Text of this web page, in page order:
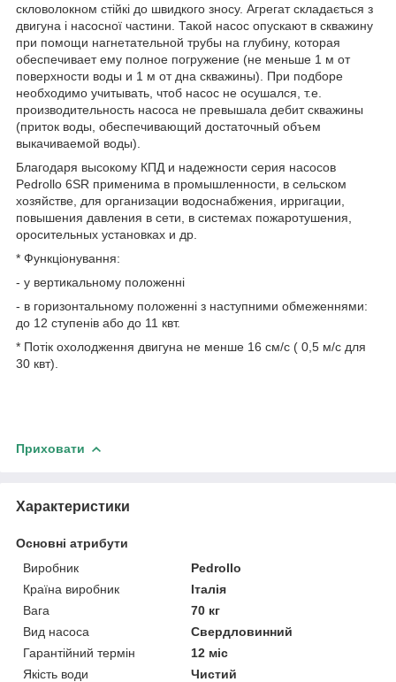
скловолокном стійкі до швидкого зносу. Агрегат складається з
двигуна і насосної частини. Такой насос опускают в скважину
при помощи нагнетательной трубы на глубину, которая
обеспечивает ему полное погружение (не меньше 1 м от
поверхности воды и 1 м от дна скважины). При подборе
необходимо учитывать, чтоб насос не осушался, т.е.
производительность насоса не превышала дебит скважины
(приток воды, обеспечивающий достаточный объем
выкачиваемой воды).
Благодаря высокому КПД и надежности серия насосов
Pedrollo 6SR применима в промышленности, в сельском
хозяйстве, для организации водоснабжения, ирригации,
повышения давления в сети, в системах пожаротушения,
оросительных установках и др.
* Функціонування:
- у вертикальному положенні
- в горизонтальному положенні з наступними обмеженнями:
до 12 ступенів або до 11 квт.
* Потік охолодження двигуна не менше 16 см/с ( 0,5 м/с для
30 квт).
Приховати
Характеристики
Основні атрибути
Виробник
Pedrollo
Країна виробник
Італія
Вага
70 кг
Вид насоса
Свердловинний
Гарантійний термін
12 міс
Якість води
Чистий